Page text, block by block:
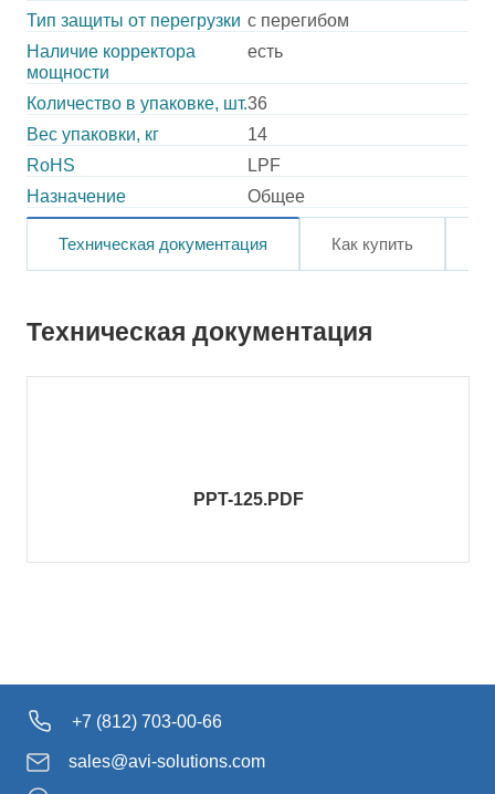
Тип защиты от перегрузки с перегибом
Наличие корректора
мощности
есть
Количество в упаковке, шт.36
Вес упаковки, кг
14
RoHS
LPF
Назначение
Общее
Техническая документация Как купить
Техническая документация
PPT-125.PDF
+7 (812) 703-00-66
sales@avi-solutions.com